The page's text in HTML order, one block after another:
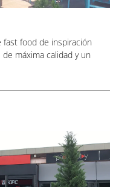
food de inspiración
máxima calidad y un